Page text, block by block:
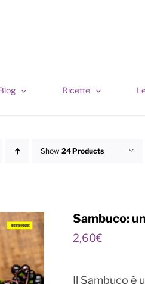
Ricette
Show 24 Products
Sambuco:
2,60€
Il Sambuco è